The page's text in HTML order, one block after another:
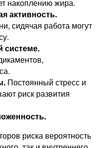
накоплению жира.
активность.
сидячая работа могут
системе.
Постоянный стресс и
риск развития
риска вероятность